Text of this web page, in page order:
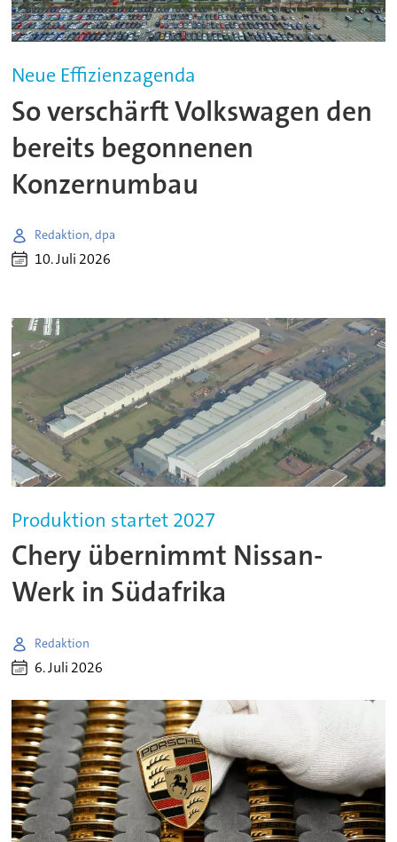
Neue Effizienzagenda
So verschärft Volkswagen den
bereits begonnenen
Konzernumbau
Redaktion, dpa
10. Juli 2026
Produktion startet 2027
Chery übernimmt Nissan-
Werk in Südafrika
Redaktion
6. Juli 2026